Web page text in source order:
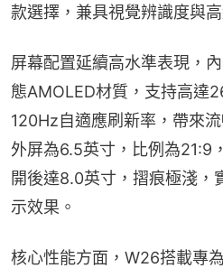
款選擇，兼具視覺辨識度與高
屏幕配置延續高水準表現，
態AMOLED材質，支持高達
120Hz自適應刷新率，帶來
外屏為6.5英寸，比例為21:9
開後達8.0英寸，摺痕極淺，
示效果。
核心性能方面，W26搭載專